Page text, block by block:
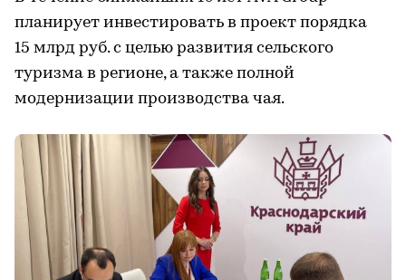
планирует инвестировать в проект порядка
15 млрд руб. с целью развития сельского
туризма в регионе, а также полной
модернизации производства чая.